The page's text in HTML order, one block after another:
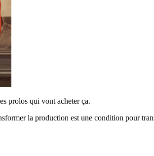
prolos qui vont acheter ça.
la production est une condition pour